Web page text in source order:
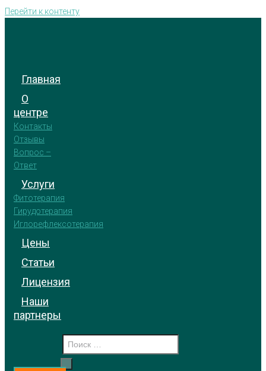
Перейти к контенту
Главная
О
центре
Контакты
Отзывы
Вопрос –
Ответ
Услуги
Фитотерапия
Гирудотерапия
Иглорефлексотерапия
Цены
Статьи
Лицензия
Наши
партнеры